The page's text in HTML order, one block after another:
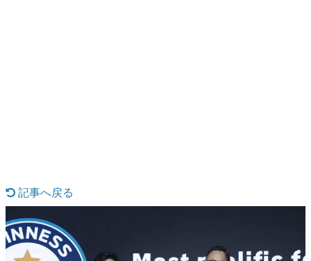
マンガ
女性向け
アプリレビュー
記事へ戻る